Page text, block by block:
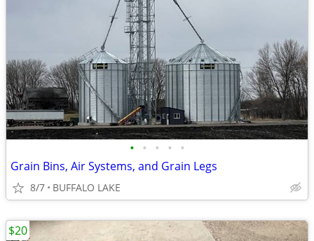
• • • • •
Grain Bins, Air Systems, and Grain Legs
8/7 BUFFALO LAKE
$20